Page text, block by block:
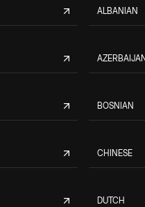
ALBANIAN
BOSNIAN
CHINESE
DUTCH